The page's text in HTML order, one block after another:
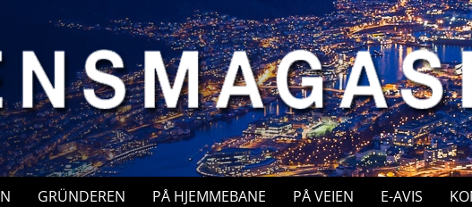
GRÜNDEREN PÅ HJEMMEBANE PÅ VEIEN E-AVIS